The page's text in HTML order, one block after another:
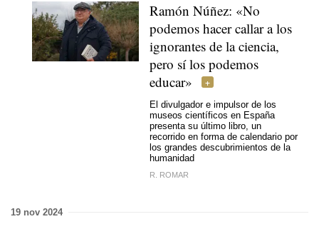
Ramón Núñez: «No
podemos hacer callar a los
ignorantes de la ciencia,
pero sí los podemos
educar»
El divulgador e impulsor de los
museos científicos en España
presenta su último libro, un
recorrido en forma de calendario por
los grandes descubrimientos de la
humanidad
R. ROMAR
19 nov 2024